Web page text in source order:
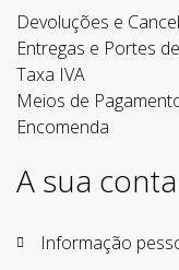
Devoluções e
Entregas e Portes
Taxa IVA
Meios de
Encomenda
A sua conta
Informação